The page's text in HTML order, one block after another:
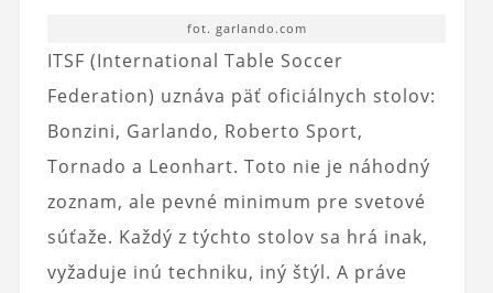
fot. garlando.com
ITSF (International Table Soccer
Federation) uznáva päť oficiálnych stolov:
Bonzini, Garlando, Roberto Sport,
Tornado a Leonhart. Toto nie je náhodný
zoznam, ale pevné minimum pre svetové
súťaže. Každý z týchto stolov sa hrá inak,
vyžaduje inú techniku, iný štýl. A práve